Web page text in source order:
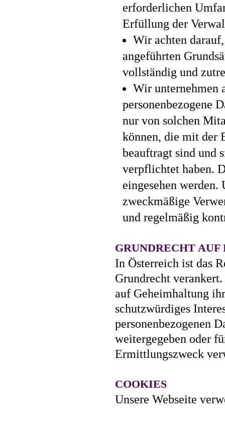
erforderlichen
Erfüllung der
Wir achten
angeführten
vollständig und
Wir unternehmen
personenbezogene
nur von solchen
können, die mit der
beauftragt sind und
verpflichtet haben.
eingesehen
zweckmäßige
und regelmäßig
GRUNDRECHT AUF
In Österreich ist das
Grundrecht
auf Geheimhaltung
schutzwürdiges
personenbezogenen
weitergegeben oder
Ermittlungszweck
COOKIES
Unsere Webseite